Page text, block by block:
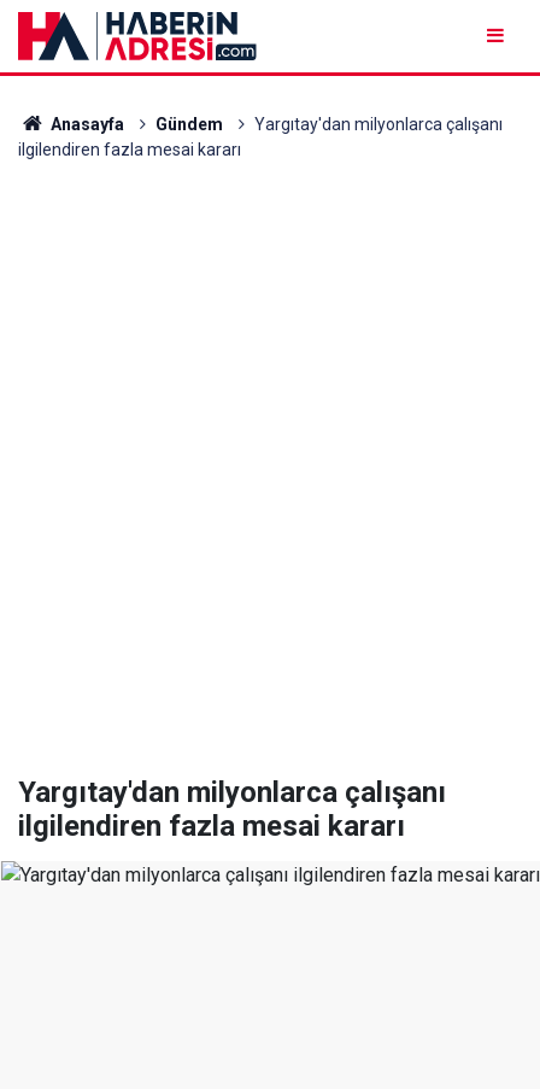
Anasayfa Gündem
Yargıtay'dan milyonlarca çalışanı
ilgilendiren fazla mesai kararı
Yargıtay'dan milyonlarca çalışanı
ilgilendiren fazla mesai kararı